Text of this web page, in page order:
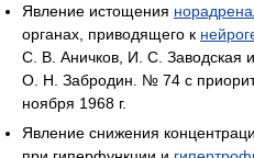
Явление истощения
органах, приводящего к
С. В. Аничков, И. С. Заводская
О. Н. Забродин. № 74 с
ноября 1968 г.
Явление снижения